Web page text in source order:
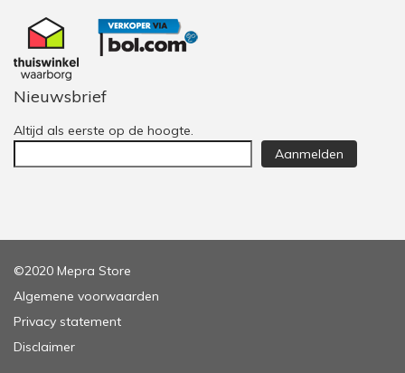
Nieuwsbrief
Altijd als eerste op de hoogte.
Aanmelden
©2020 Mepra Store
Algemene voorwaarden
Privacy statement
Disclaimer